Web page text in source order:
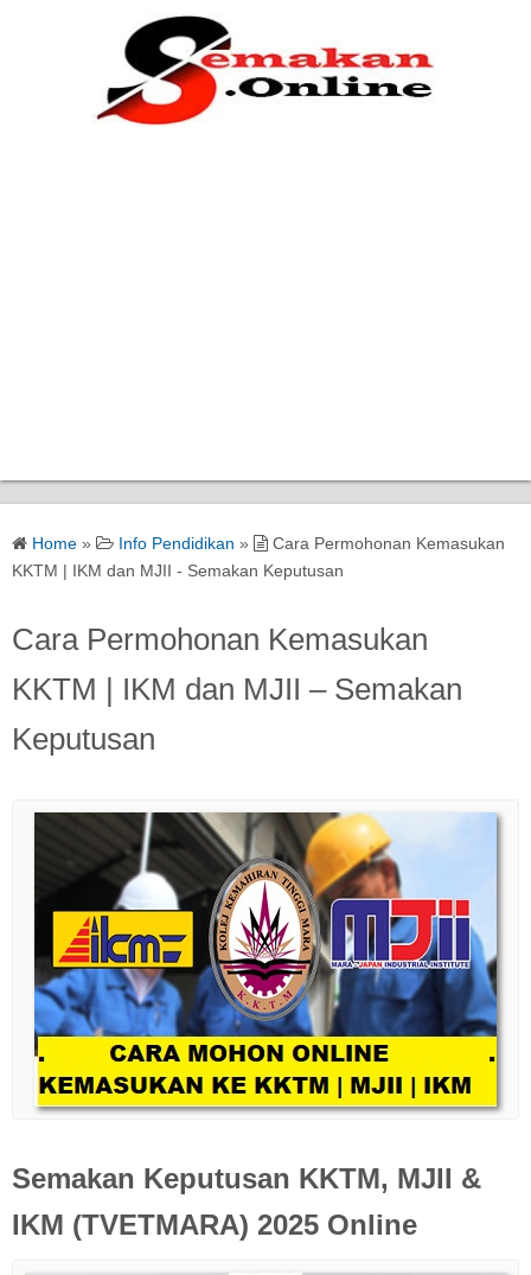
Home » Info Pendidikan »
Cara Permohonan Kemasukan
KKTM | IKM dan MJII - Semakan Keputusan
Cara Permohonan Kemasukan
KKTM | IKM dan MJII – Semakan
Keputusan
Semakan Keputusan KKTM, MJII &
IKM (TVETMARA) 2025 Online